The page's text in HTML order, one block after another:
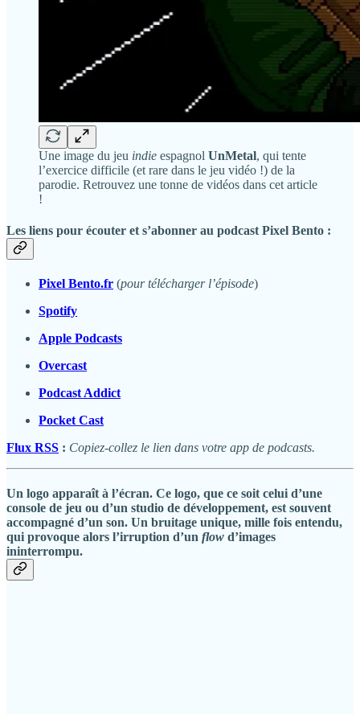
Une image du jeu indie espagnol UnMetal, qui tente
l’exercice difficile (et rare dans le jeu vidéo !) de la
parodie. Retrouvez une tonne de vidéos dans cet article
!
Les liens pour écouter et s’abonner au podcast Pixel Bento :
Pixel Bento.fr (pour télécharger l’épisode)
Spotify
Apple Podcasts
Overcast
Podcast Addict
Pocket Cast
Flux RSS : Copiez-collez le lien dans votre app de podcasts.
Un logo apparaît à l’écran. Ce logo, que ce soit celui d’une
console de jeu ou d’un studio de développement, est souvent
accompagné d’un son. Un bruitage unique, mille fois entendu,
qui provoque alors l’irruption d’un flow d’images
ininterrompu.